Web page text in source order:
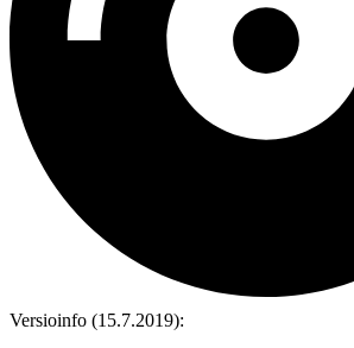
Versioinfo (15.7.2019):